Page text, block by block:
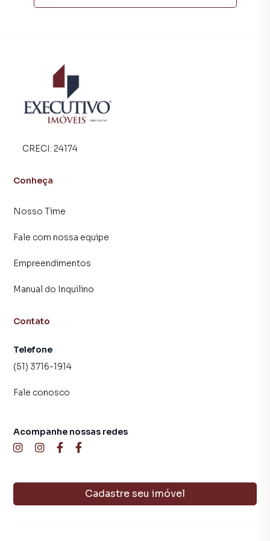
compradores com o mercado imobiliário.
cidades do Brasil, incluindo Arroio do Meio.
Na Executivo Imóveis você consegue vender ou alugar seu
imóvel muito mais rápido do que em imobiliárias
tradicionais. Já vendemos e locamos diversos imóveis em
porque temos uma equipe de marketing digital focada em
que aumenta muito o número de contatos interessados e
tendo como consequência uma maior chance de vender ou
time de programadores, corretores treinados e uma
proprietários e inquilinos.
CRECI: 24174
Conheça
Nosso Time
Fale com nossa equipe
Empreendimentos
Manual do Inquilino
Contato
Telefone
(51) 3716-1914
Fale conosco
Cadastre seu imóvel
Acompanhe nossas redes